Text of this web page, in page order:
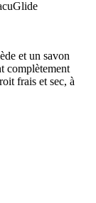
et un savon
complètement
frais et sec, à